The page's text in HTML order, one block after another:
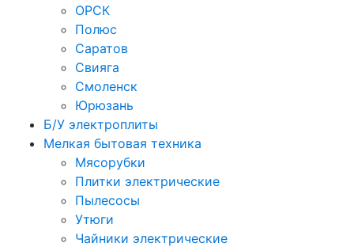
ОРСК
Полюс
Саратов
Свияга
Смоленск
Юрюзань
Б/У электроплиты
Мелкая бытовая техника
Мясорубки
Плитки электрические
Пылесосы
Утюги
Чайники электрические